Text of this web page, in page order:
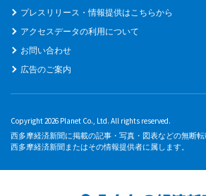
プレスリリース・情報提供はこちらから
アクセスデータの利用について
お問い合わせ
広告のご案内
Copyright 2026 Planet Co., Ltd. All rights reserved.
西多摩経済新聞に掲載の記事・写真・図表などの無断
西多摩経済新聞またはその情報提供者に属します。